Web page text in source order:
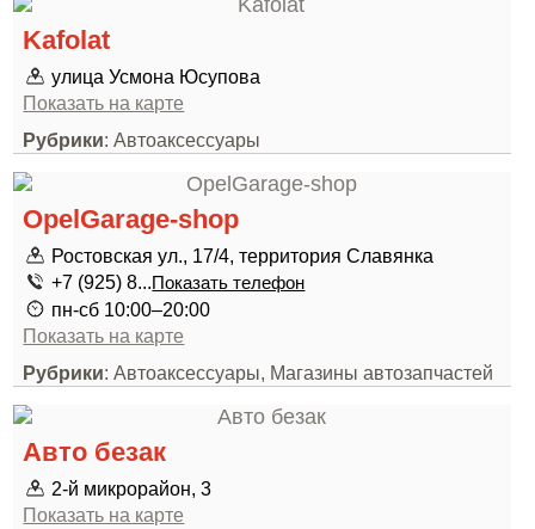
Kafolat
улица Усмона Юсупова
Показать на карте
Рубрики: Автоаксессуары
OpelGarage-shop
Ростовская ул., 17/4, территория Славянка
+7 (925) 8...Показать телефон
пн-сб 10:00–20:00
Показать на карте
Рубрики: Автоаксессуары, Магазины автозапчастей
Авто безак
2-й микрорайон, 3
Показать на карте